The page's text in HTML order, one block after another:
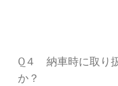
Q４ 納車時に取り
か？